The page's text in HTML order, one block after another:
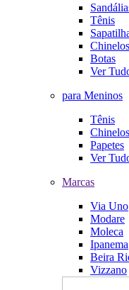
Tênis
Chinelos
Botas
Ver
para Meninos
Tênis
Chinelos
Papetes
Ver
Marcas
Via Uno
Modare
Moleca
Ipanema
Beira
Vizzano